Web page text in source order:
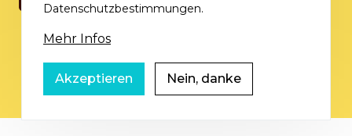
Datenschutzbestimmungen.
Mehr Infos
Akzeptieren Nein, danke